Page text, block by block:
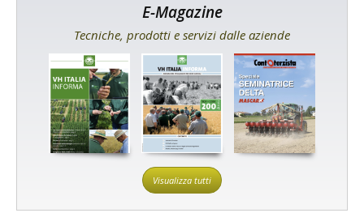
E-Magazine
Tecniche, prodotti e servizi dalle aziende
Visualizza tutti